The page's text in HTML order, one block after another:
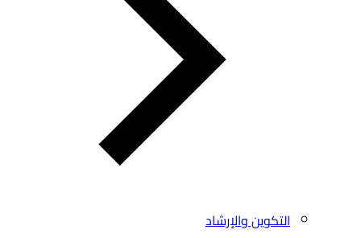
التكوين والإرشاد